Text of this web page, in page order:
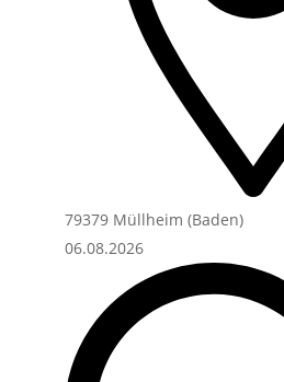
79379 Müllheim (Baden)
06.08.2026